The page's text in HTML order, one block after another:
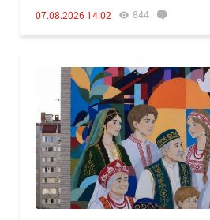
07.08.2026 14:02 844